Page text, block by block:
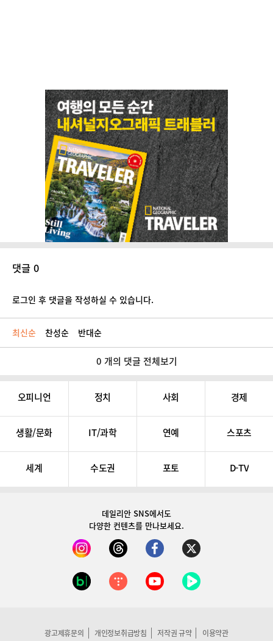
댓글 0
로그인 후 댓글을 작성하실 수 있습니다.
최신순 찬성순 반대순
0 개의 댓글 전체보기
오피니언 정치 사회 경제
생활/문화 IT/과학 연예 스포츠
세계 수도권 포토 D-TV
데일리안 SNS에서도
다양한 컨텐츠를 만나보세요.
광고제휴문의 개인정보취급방침 저작권 규약 이용약관